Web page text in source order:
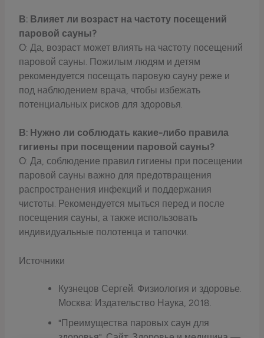
В: Влияет ли возраст на частоту посещений
паровой сауны?
О: Да, возраст может влиять на частоту посещений
паровой сауны. Пожилым людям и детям
рекомендуется посещать паровую сауну реже и
под наблюдением врача, чтобы избежать
потенциальных рисков для здоровья.
В: Нужно ли соблюдать какие-либо правила
гигиены при посещении паровой сауны?
О: Да, соблюдение правил гигиены при посещении
паровой сауны важно для предотвращения
распространения инфекций и поддержания
чистоты. Рекомендуется мыться перед и после
посещения сауны, а также использовать
индивидуальные полотенца и тапочки.
Источники
Кузнецов Сергей. Физиология и здоровье.
Москва: Издательство Наука, 2018.
"Преимущества паровых саун для